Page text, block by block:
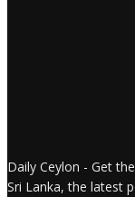
Daily Ceylon - Get
Sri Lanka, the latest